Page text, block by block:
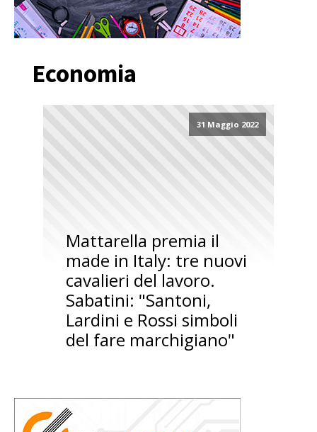
Economia
31 Maggio 2022
Mattarella premia il
made in Italy: tre nuovi
cavalieri del lavoro.
Sabatini: "Santoni,
Lardini e Rossi simboli
del fare marchigiano"